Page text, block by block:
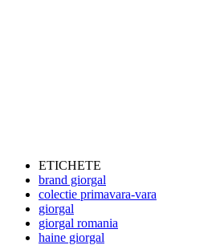
ETICHETE
brand giorgal
colectie primavara-vara
giorgal
giorgal romania
haine giorgal